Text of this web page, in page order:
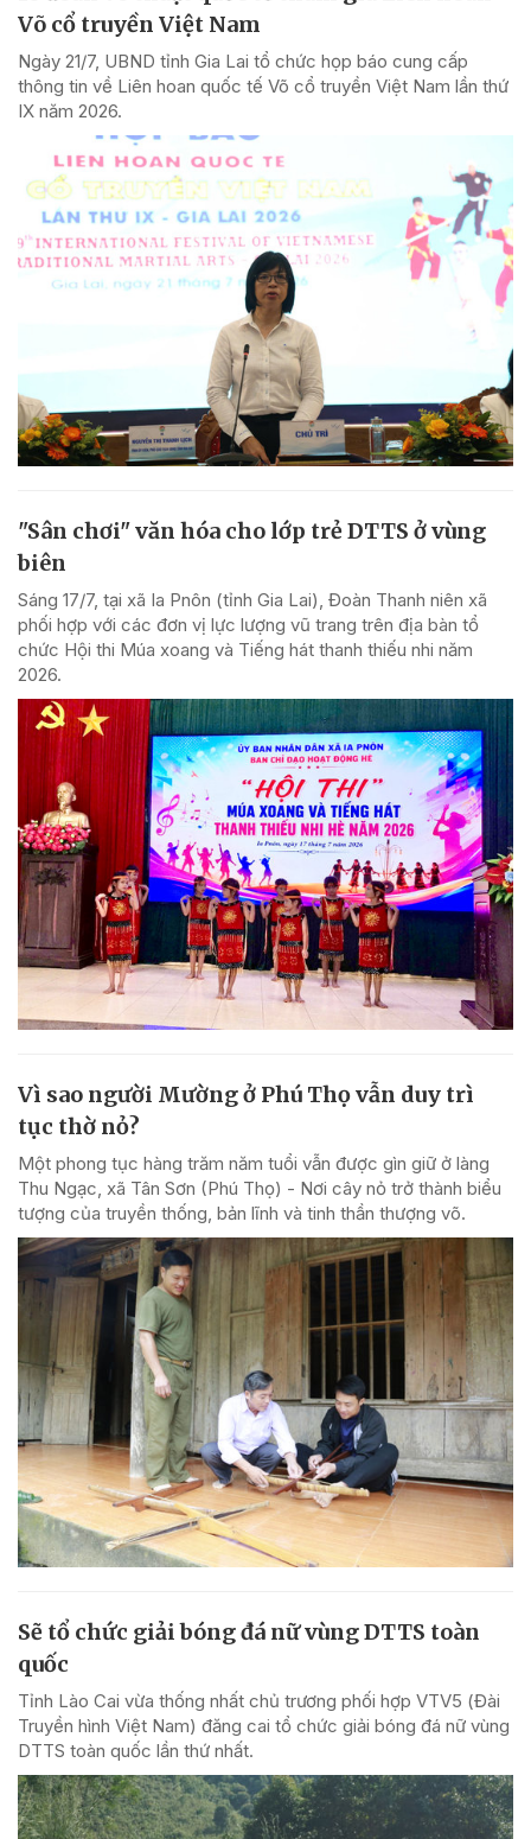
Võ cổ truyền Việt Nam
Ngày 21/7, UBND tỉnh Gia Lai tổ chức họp báo cung cấp
thông tin về Liên hoan quốc tế Võ cổ truyền Việt Nam lần thứ
IX năm 2026.
"Sân chơi" văn hóa cho lớp trẻ DTTS ở vùng
biên
Sáng 17/7, tại xã Ia Pnôn (tỉnh Gia Lai), Đoàn Thanh niên xã
phối hợp với các đơn vị lực lượng vũ trang trên địa bàn tổ
chức Hội thi Múa xoang và Tiếng hát thanh thiếu nhi năm
2026.
Vì sao người Mường ở Phú Thọ vẫn duy trì
tục thờ nỏ?
Một phong tục hàng trăm năm tuổi vẫn được gìn giữ ở làng
Thu Ngạc, xã Tân Sơn (Phú Thọ) - Nơi cây nỏ trở thành biểu
tượng của truyền thống, bản lĩnh và tinh thần thượng võ.
Sẽ tổ chức giải bóng đá nữ vùng DTTS toàn
quốc
Tỉnh Lào Cai vừa thống nhất chủ trương phối hợp VTV5 (Đài
Truyền hình Việt Nam) đăng cai tổ chức giải bóng đá nữ vùng
DTTS toàn quốc lần thứ nhất.